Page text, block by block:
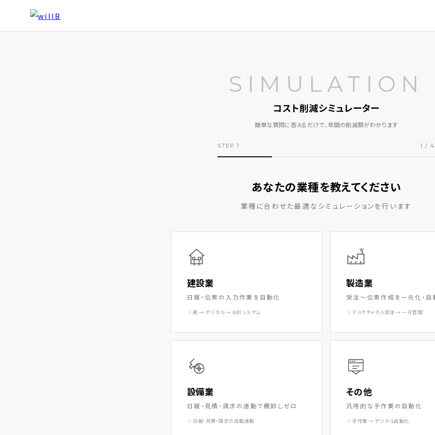
SIMULATION
コスト削減シミュレーター
簡単な質問に答えるだけで、年間の削減額がわかります
STEP 1 1 / 4
あなたの業種を教えてください
業種に合わせた最適なシミュレーションを行います
建設業
日報・伝票の入力作業を自動化
紙 → デジタル → 会計システム
製造業
受注〜伝票作成を一元化・自
マルチチャネル受注 → 一元管理
設備業
日報・見積・請求の連動で棚卸しゼロ
日報・見積・請求の自動連動
その他
汎用的な手作業の自動化
手作業 → デジタル自動化